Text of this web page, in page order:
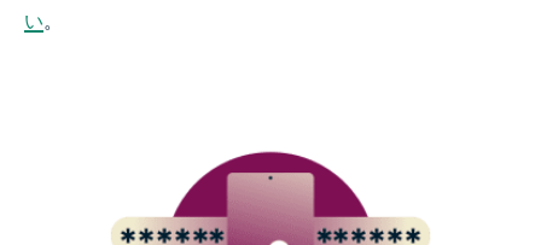
い。